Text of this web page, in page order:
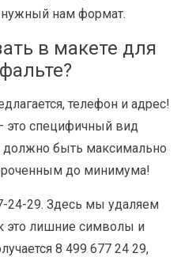
нужный нам формат.
в макете для
телефон и адрес!
это специфичный вид
быть максимально
до минимума!
24-29. Здесь мы удаляем
это лишние символы и
8 499 677 24 29,